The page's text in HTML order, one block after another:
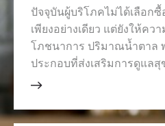
ปัจจุบันผู้บริโภคไม่ได้เลือก
เพียงอย่างเดียว แต่ยังให้ค
โภชนาการ ปริมาณน้ำตาล
ประกอบที่ส่งเสริมการดูแล